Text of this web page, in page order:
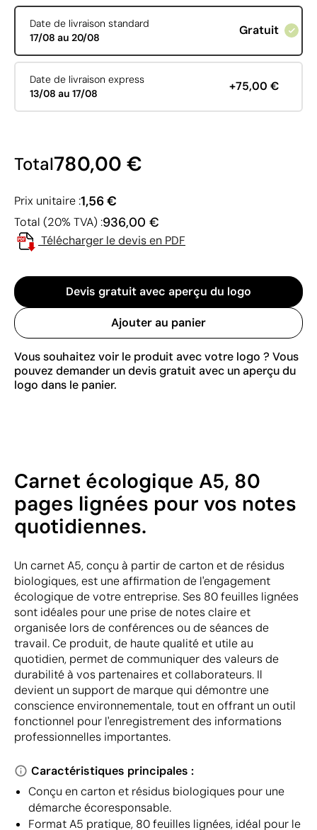
Date de livraison standard
17/08 au 20/08
Gratuit
Date de livraison express
13/08 au 17/08
+75,00 €
Total780,00 €
Prix unitaire :1,56 €
Total (20% TVA) :936,00 €
Télécharger le devis en PDF
Devis gratuit avec aperçu du logo
Ajouter au panier
Vous souhaitez voir le produit avec votre logo ? Vous
pouvez demander un devis gratuit avec un aperçu du
logo dans le panier.
Carnet écologique A5, 80
pages lignées pour vos notes
quotidiennes.
Un carnet A5, conçu à partir de carton et de résidus
biologiques, est une affirmation de l'engagement
écologique de votre entreprise. Ses 80 feuilles lignées
sont idéales pour une prise de notes claire et
organisée lors de conférences ou de séances de
travail. Ce produit, de haute qualité et utile au
quotidien, permet de communiquer des valeurs de
durabilité à vos partenaires et collaborateurs. Il
devient un support de marque qui démontre une
conscience environnementale, tout en offrant un outil
fonctionnel pour l'enregistrement des informations
professionnelles importantes.
Caractéristiques principales :
Conçu en carton et résidus biologiques pour une
démarche écoresponsable.
Format A5 pratique, 80 feuilles lignées, idéal pour le